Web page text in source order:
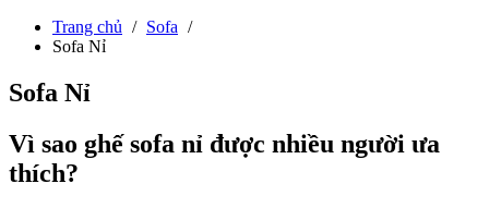
Trang chủ / Sofa /
Sofa Nỉ
Sofa Nỉ
Vì sao ghế sofa nỉ được nhiều người ưa
thích?